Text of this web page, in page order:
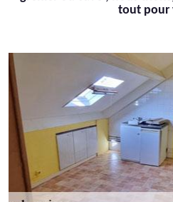
tout pour